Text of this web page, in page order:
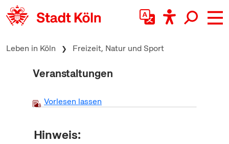
zum Inhalt springen
Leben in Köln Freizeit, Natur und Sport
Veranstaltungen
Vorlesen lassen
Hinweis: